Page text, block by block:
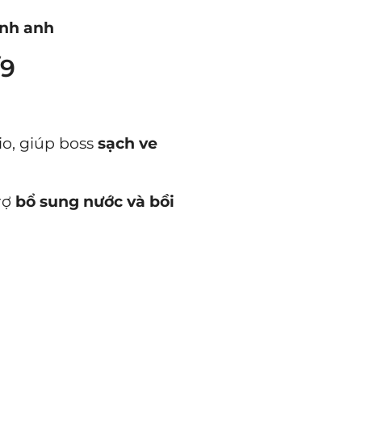
anh
giúp bosssạch ve
bổ sung nước và bồi